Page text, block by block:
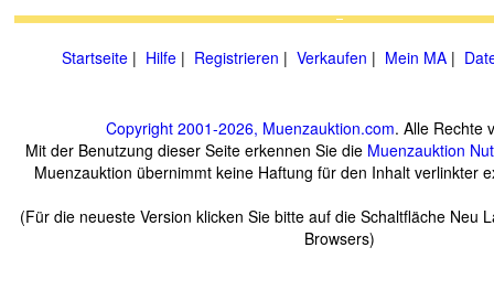
Startseite | Hilfe | Registrieren | Verkaufen | Mein MA |
Copyright 2001-2026, Muenzauktion.com. Alle Rechte
Mit der Benutzung dieser Seite erkennen Sie die Muenzauktion
Muenzauktion übernimmt keine Haftung für den Inhalt verlinkter
(Für die neueste Version klicken Sie bitte auf die Schaltfläche Neu
Browsers)